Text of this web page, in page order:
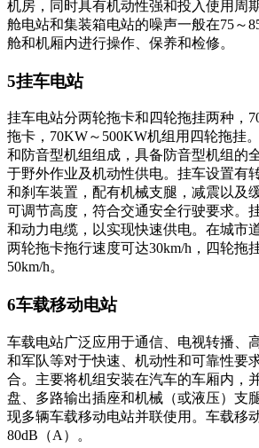
机房，同时具有机动性强和投入使用周
舱电站和集装箱电站的噪声一般在75～
舱和机厢内进行操作、保养和检修。
5挂车电站
挂车电站分两轮拖卡和四轮拖挂两种，
拖卡，70KW～500KW机组用四轮拖挂
和防音型机组组成，具备防音型机组的
于野外作业及机动性供电。挂车设置有
和刹车装置，配有机械支腿，减震以及
可调节高度，符合交通安全行驶要求。
和动力电缆，以实现快速供电。在城市
两轮拖卡拖行速度可达30km/h，四轮拖
50km/h。
6车载移动电站
车载电站广泛应用于通信、电视转播、
和军队等对于快速、机动性和可靠性要
合。主要将机组安装在汽车的车厢内，
盘、多路输出插座和机械（或液压）支
现多辆车载移动电站并联使用。车载移
80dB（A）。